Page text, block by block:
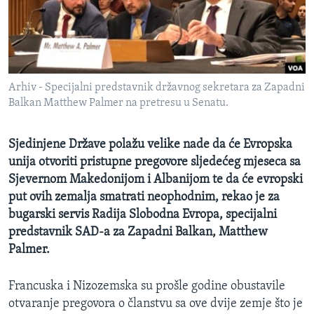
MAGAZIN
O GLASU AMERIKE
Learning English
Jezici
Arhiv - Specijalni predstavnik državnog sekretara za Zapadni
Balkan Matthew Palmer na pretresu u Senatu.
Sjedinjene Države polažu velike nade da će Evropska
unija otvoriti pristupne pregovore sljedećeg mjeseca sa
Sjevernom Makedonijom i Albanijom te da će evropski
put ovih zemalja smatrati neophodnim, rekao je za
bugarski servis Radija Slobodna Evropa, specijalni
predstavnik SAD-a za Zapadni Balkan, Matthew
Palmer.
Francuska i Nizozemska su prošle godine obustavile
otvaranje pregovora o članstvu sa ove dvije zemje što je